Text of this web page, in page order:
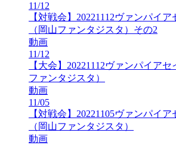
11/12
【対戦会】20221112ヴァンパイ
（岡山ファンタジスタ）その2
動画
11/12
【大会】20221112ヴァンパイア
ファンタジスタ）
動画
11/05
【対戦会】20221105ヴァンパイ
（岡山ファンタジスタ）
動画